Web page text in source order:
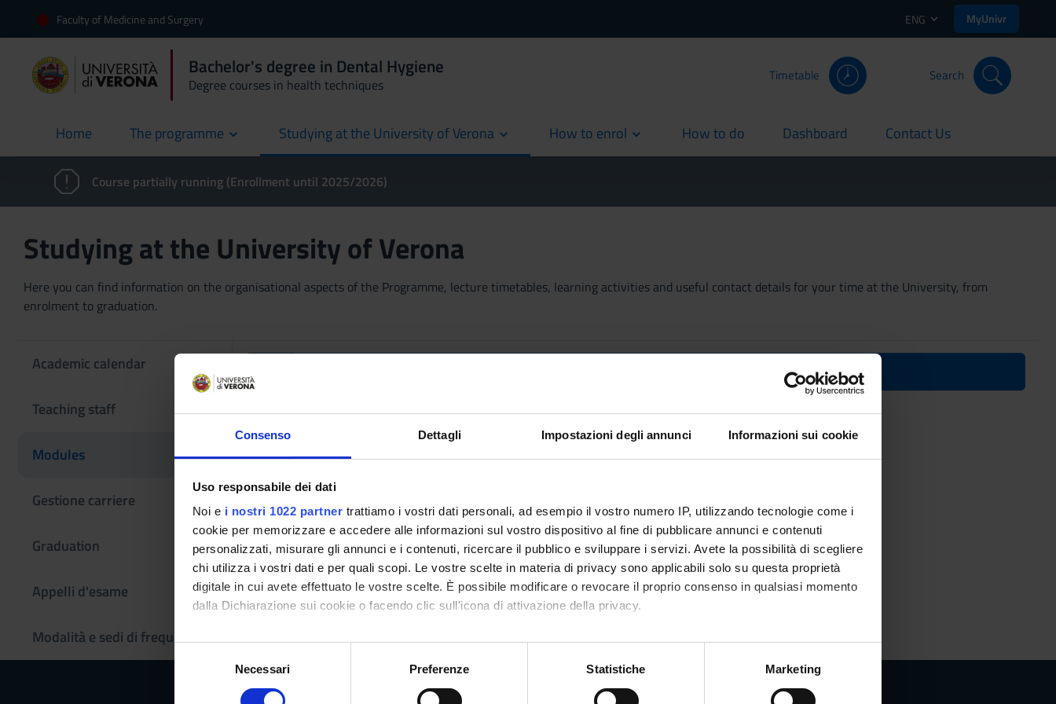
Consenso Dettagli Impostazioni degli annunci Informazioni sui cookie
Uso responsabile dei dati
Noi e i nostri 1022 partner trattiamo i vostri dati personali, ad esempio il vostro numero IP, utilizzando tecnologie come i
cookie per memorizzare e accedere alle informazioni sul vostro dispositivo al fine di pubblicare annunci e contenuti
personalizzati, misurare gli annunci e i contenuti, ricercare il pubblico e sviluppare i servizi. Avete la possibilità di scegliere
chi utilizza i vostri dati e per quali scopi. Le vostre scelte in materia di privacy sono applicabili solo su questa proprietà
digitale in cui avete effettuato le vostre scelte. È possibile modificare o revocare il proprio consenso in qualsiasi momento
dalla Dichiarazione sui cookie o facendo clic sull'icona di attivazione della privacy.
Con il tuo consenso, vorremmo anche:
raccogliere informazioni sulla tua posizione geografica, con un'approssimazione di qualche metro,
Necessari Preferenze Statistiche Marketing
Faculty of Medicine and Surgery ENG MyUnivr
Bachelor's degree in Dental Hygiene
Degree courses in health techniques
Timetable Search
Home
current The programme Studying at the University of Verona How to enrol How to do
current Dashboard
current Contact Us
current
Course partially running (Enrollment until 2025/2026)
Studying at the University of Verona
Here you can find information on the organisational aspects of the Programme, lecture timetables, learning activities and useful contact details for your time at the University, from
enrolment to graduation.
Academic calendar
Teaching staff
Modules
Gestione carriere
Graduation
Appelli d'esame
Modalità e sedi di frequenza
Elective studies (It will be activated in the A.Y. 2016/2017)
Teaching code
4S001039
Credits
6
Scientific Disciplinary Sector (SSD)
- - -